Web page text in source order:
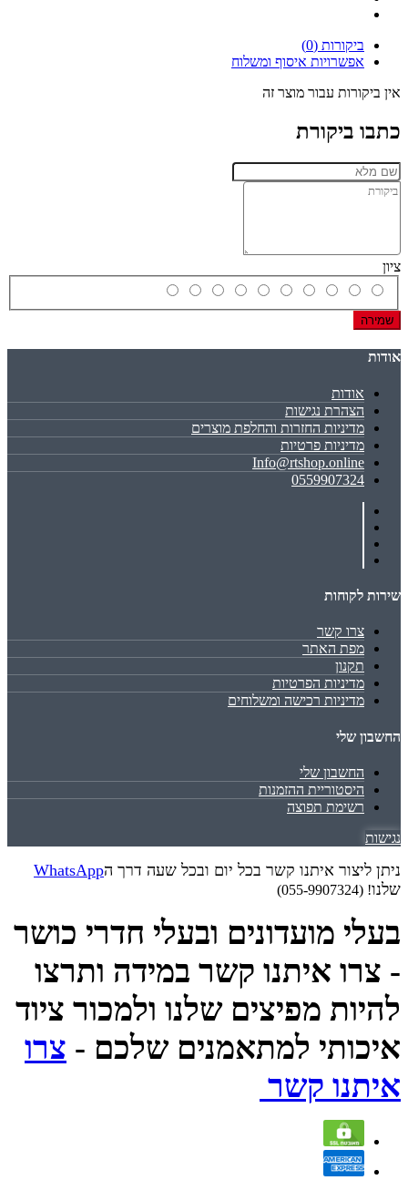
ביקורות (0)
אפשרויות איסוף ומשלוח
אין ביקורות עבור מוצר זה
כתבו ביקורת
ציון
שמירה
אודות
אודות
הצהרת נגישות
מדיניות החזרות והחלפת מוצרים
מדיניות פרטיות
Info@rtshop.online
0559907324
שירות לקוחות
צרו קשר
מפת האתר
תקנון
מדיניות הפרטיות
מדיניות רכישה ומשלוחים
החשבון שלי
החשבון שלי
היסטוריית ההזמנות
רשימת תפוצה
נגישות
ניתן ליצור איתנו קשר בכל יום ובכל שעה דרך הWhatsApp
שלנו! (055-9907324)
בעלי מועדונים ובעלי חדרי כושר
- צרו איתנו קשר במידה ותרצו
להיות מפיצים שלנו ולמכור ציוד
איכותי למתאמנים שלכם - צרו
איתנו קשר